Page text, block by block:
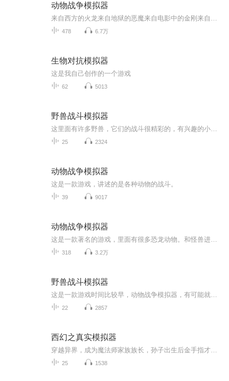
动物战争模拟器
478 6.7万
生物对抗模拟器
这是我自己创作的一个游戏
62 5013
野兽战斗模拟器
25 2324
动物战争模拟器
这是一款游戏，讲述的是各种动物的战斗。
39 9017
动物战争模拟器
318 3.2万
野兽战斗模拟器
22 2857
西幻之真实模拟器
25 1538